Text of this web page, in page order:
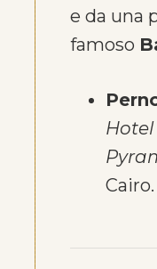
e da una
famoso
Hotel
Cairo.